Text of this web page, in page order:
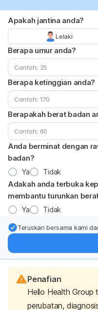
Apakah jantina anda?
Lelaki
Berapa umur anda?
Berapa ketinggian anda?
Berapakah berat badan
Anda berminat dengan
badan?
Ya
Tidak
Adakah anda terbuka
membantu turunkan
Ya
Tidak
Teruskan bersama kami
badan terus ke (peti
Penafian
Hello Health Group
perubatan,